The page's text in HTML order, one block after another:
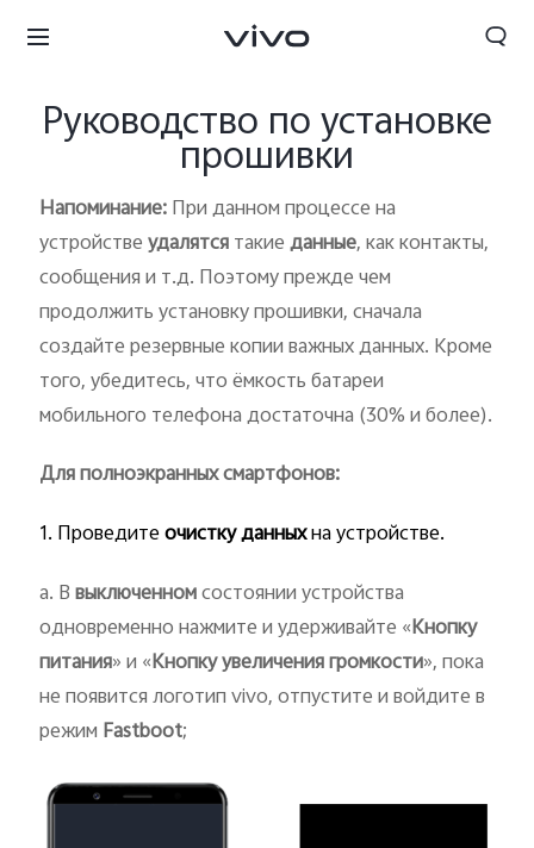
Россия | Выберите страну/регион
Руководство по установке
прошивки
Напоминание:При данном процессе на
устройствеудалятсятакиеданные, как контакты,
сообщения и т.д. Поэтому прежде чем
продолжить установку прошивки, сначала
создайте резервные копии важных данных. Кроме
того, убедитесь, что ёмкость батареи
мобильного телефона достаточна (30% и более).
Для полноэкранных смартфонов:
1. Проведитеочистку данныхна устройстве.
a. Ввыключенномсостоянии устройства
одновременно нажмите и удерживайте «Кнопку
питания» и «Кнопку увеличения громкости», пока
не появится логотип vivo, отпустите и войдите в
режим Fastboot;